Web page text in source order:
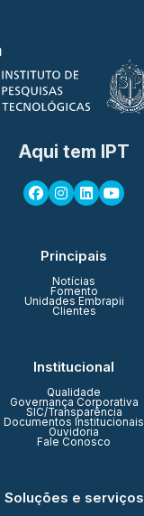
Aqui tem IPT
Principais
Notícias
Fomento
Unidades Embrapii
Clientes
Institucional
Qualidade
Governança Corporativa
SIC/Transparência
Documentos Institucionais
Ouvidoria
Fale Conosco
Soluções e serviços